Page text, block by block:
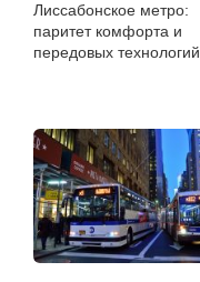
Лиссабонское метро:
паритет комфорта и
передовых технологий